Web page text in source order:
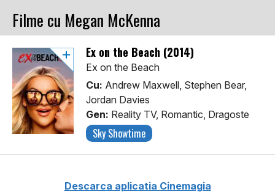
Filme cu Megan McKenna
Ex on the Beach (2014)
Ex on the Beach
Cu: Andrew Maxwell, Stephen Bear,
Jordan Davies
Gen: Reality TV, Romantic, Dragoste
Sky Showtime
Descarca aplicatia Cinemagia